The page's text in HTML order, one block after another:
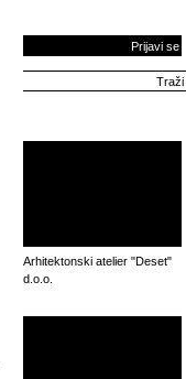
Prijavi se
Arhitektonski atelier "Deset"
d.o.o.